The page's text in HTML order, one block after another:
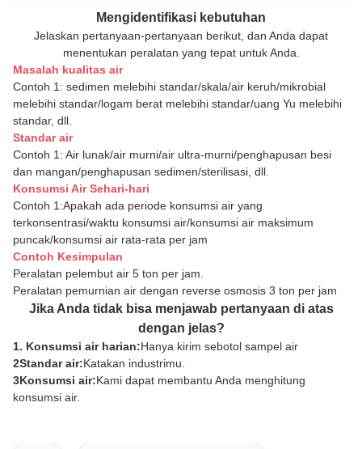
Mengidentifikasi kebutuhan
Jelaskan pertanyaan-pertanyaan berikut, dan Anda dapat
menentukan peralatan yang tepat untuk Anda.
Masalah kualitas air
Contoh 1: sedimen melebihi standar/skala/air keruh/mikrobial
melebihi standar/logam berat melebihi standar/uang Yu melebihi
standar, dll.
Standar air
Contoh 1: Air lunak/air murni/air ultra-murni/penghapusan besi
dan mangan/penghapusan sedimen/sterilisasi, dll.
Konsumsi Air Sehari-hari
Contoh 1:Apakah ada periode konsumsi air yang
terkonsentrasi/waktu konsumsi air/konsumsi air maksimum
puncak/konsumsi air rata-rata per jam
Contoh Kesimpulan
Peralatan pelembut air 5 ton per jam.
Peralatan pemurnian air dengan reverse osmosis 3 ton per jam
Jika Anda tidak bisa menjawab pertanyaan di atas
dengan jelas?
1. Konsumsi air harian:Hanya kirim sebotol sampel air
2Standar air:Katakan industrimu.
3Konsumsi air:Kami dapat membantu Anda menghitung
konsumsi air.